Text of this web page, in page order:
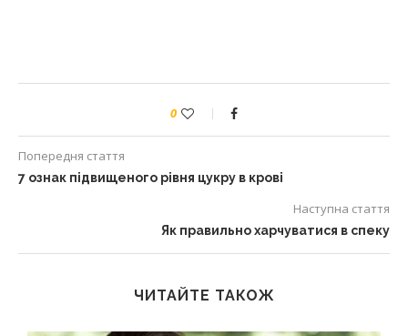
0
Попередня стаття
7 ознак підвищеного рівня цукру в крові
Наступна стаття
Як правильно харчуватися в спеку
ЧИТАЙТЕ ТАКОЖ